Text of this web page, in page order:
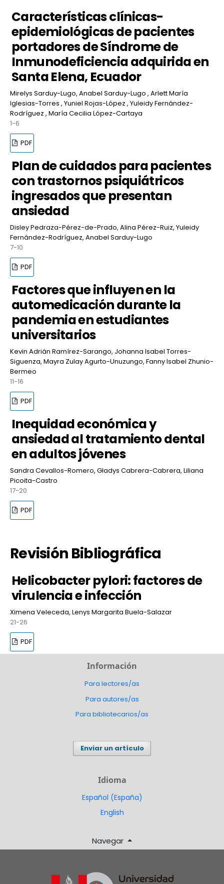
Características clínicas-
epidemiológicas de pacientes
portadores de Síndrome de
Inmunodeficiencia adquirida en
Santa Elena, Ecuador
Mirelys Sarduy-Lugo, Anabel Sarduy-Lugo , Arlett María
Iglesias-Torres , Yuniel Rojas-López , Yuleidy Fernández-
Rodríguez , María Cecilia López-Cartaya
1-6
PDF
Plan de cuidados para pacientes
con trastornos psiquiátricos
ingresados que presentan
ansiedad
Disley Pedraza-Pérez-de-Prado, Alina Pérez-Ruiz, Yuleidy
Fernández-Rodríguez, Anabel Sarduy-Lugo
7-10
PDF
Factores que influyen en la
automedicación durante la
pandemia en estudiantes
universitarios
Kevin Adrián Ramírez-Sarango, Johanna Isabel Torres-
Siguenza, Mayra Zulay Agurto-Unuzungo, Fanny Isabel Zhunio-
Bermeo
11-16
PDF
Inequidad económica y
ansiedad al tratamiento dental
en adultos jóvenes
Sandra Cevallos-Romero, Gladys Cabrera-Cabrera, Liliana
Picoita-Castro
17-20
PDF
Revisión Bibliográfica
Helicobacter pylori: factores de
virulencia e infección
Ximena Veleceda, Lenys Margarita Buela-Salazar
21-26
PDF
Información
Para lectores/as
Para autores/as
Para bibliotecarios/as
Enviar un artículo
Idioma
Español (España)
English
Navegar